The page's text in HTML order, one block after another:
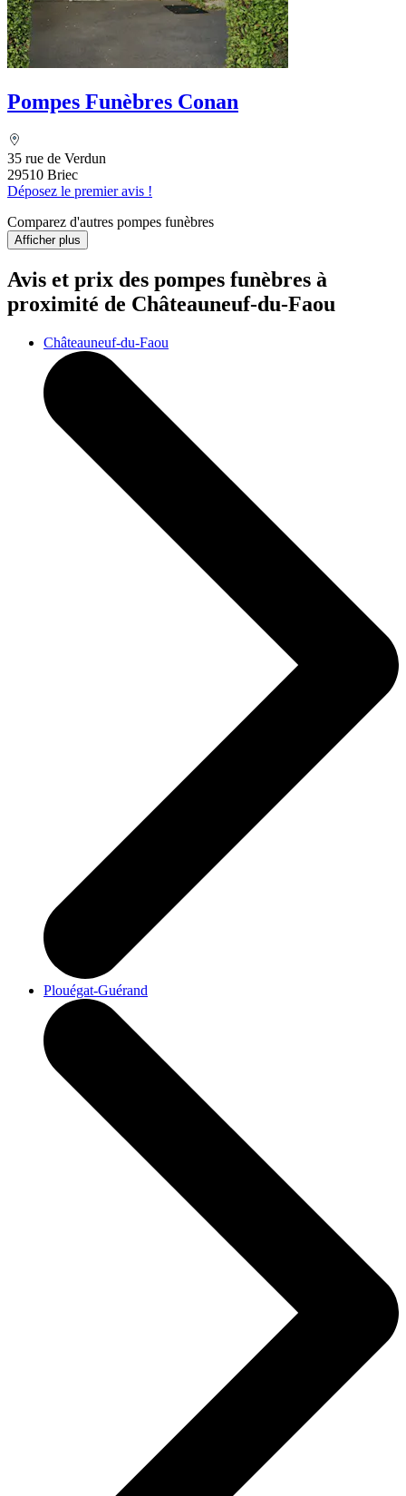
Pompes Funèbres Conan
35 rue de Verdun
29510 Briec
Déposez le premier avis !
Comparez d'autres pompes funèbres
Afficher plus
Avis et prix des pompes funèbres à
proximité de Châteauneuf-du-Faou
Châteauneuf-du-Faou
Plouégat-Guérand